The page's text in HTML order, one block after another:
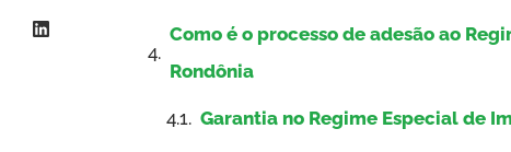
Como é o processo de adesão ao
Rondônia
Garantia no Regime Especial de